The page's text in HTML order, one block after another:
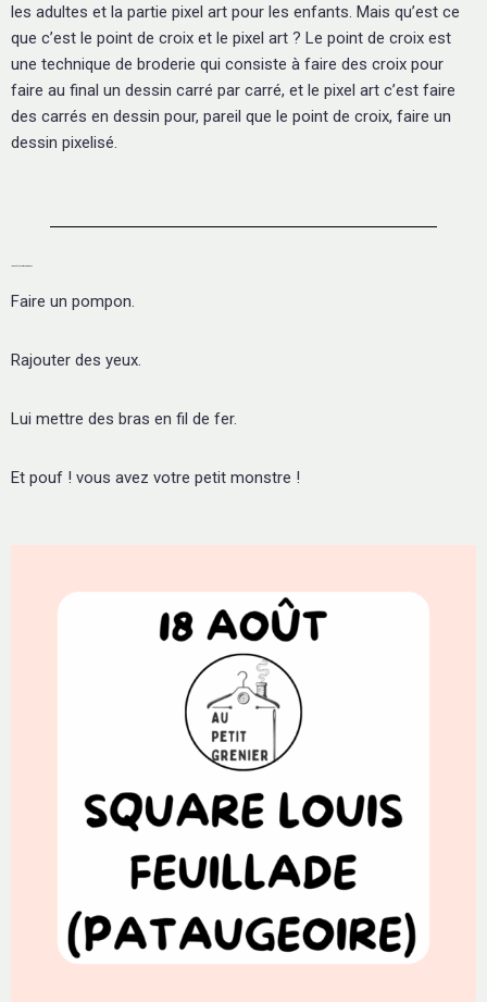
les adultes et la partie pixel art pour les enfants. Mais qu’est ce
que c’est le point de croix et le pixel art ? Le point de croix est
une technique de broderie qui consiste à faire des croix pour
faire au final un dessin carré par carré, et le pixel art c’est faire
des carrés en dessin pour, pareil que le point de croix, faire un
dessin pixelisé.
Faire un pompon.
Rajouter des yeux.
Lui mettre des bras en fil de fer.
Et pouf ! vous avez votre petit monstre !